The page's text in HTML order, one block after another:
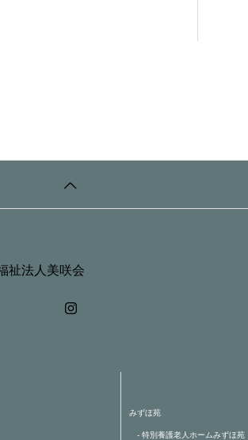
みずほ苑
- 特別養護老人ホームみずほ苑